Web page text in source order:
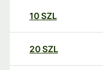
10SZL
20SZL